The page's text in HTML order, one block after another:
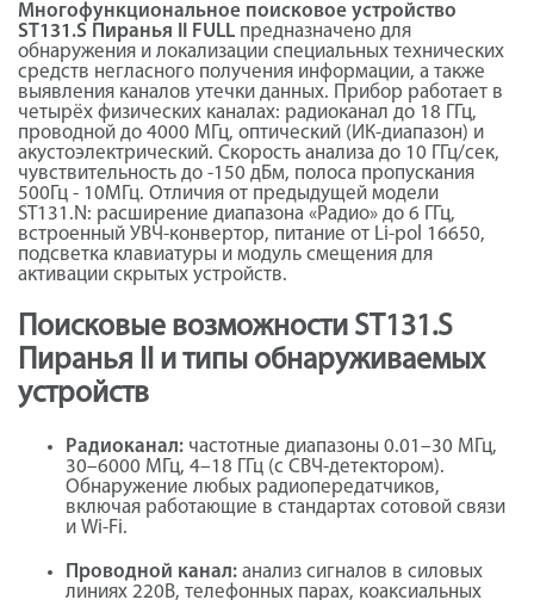
Многофункциональное поисковое устройство
ST131.S Пиранья II FULL предназначено для
обнаружения и локализации специальных технических
средств негласного получения информации, а также
выявления каналов утечки данных. Прибор работает в
четырёх физических каналах: радиоканал до 18 ГГц,
проводной до 4000 МГц, оптический (ИК-диапазон) и
акустоэлектрический. Скорость анализа до 10 ГГц/сек,
чувствительность до -150 дБм, полоса пропускания
500Гц - 10МГц. Отличия от предыдущей модели
ST131.N: расширение диапазона «Радио» до 6 ГГц,
встроенный УВЧ-конвертор, питание от Li-pol 16650,
подсветка клавиатуры и модуль смещения для
активации скрытых устройств.
Поисковые возможности ST131.S
Пиранья II и типы обнаруживаемых
устройств
Радиоканал: частотные диапазоны 0.01–30 МГц,
30–6000 МГц, 4–18 ГГц (с СВЧ-детектором).
Обнаружение любых радиопередатчиков,
включая работающие в стандартах сотовой связи
и Wi-Fi.
Проводной канал: анализ сигналов в силовых
линиях 220В, телефонных парах, коаксиальных